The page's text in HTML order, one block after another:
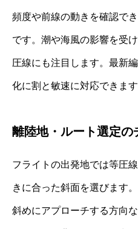
頻度や前線の動きを確認で
です。潮や海風の影響を受
圧線にも注目します。最新
化に割と敏速に対応できます
離陸地・ルート選定の
フライトの出発地では等圧
きに合った斜面を選びます
斜めにアプローチする方向